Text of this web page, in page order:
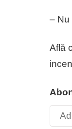
– Nu
Află